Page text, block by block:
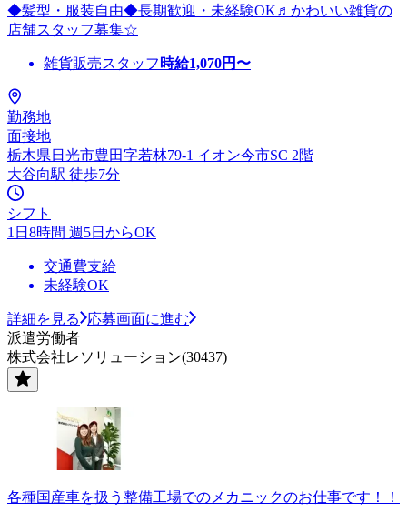
◆髪型・服装自由◆長期歓迎・未経験OK♬かわいい雑貨の
店舗スタッフ募集☆
雑貨販売スタッフ 時給1,070円〜
勤務地
面接地
栃木県日光市豊田字若林79-1 イオン今市SC 2階
大谷向駅 徒歩7分
シフト
1日8時間 週5日からOK
交通費支給
未経験OK
詳細を見る
応募画面に進む
派遣労働者
株式会社レソリューション(30437)
各種国産車を扱う整備工場でのメカニックのお仕事です！！